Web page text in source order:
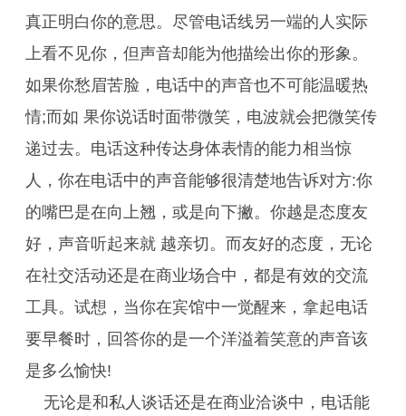
真正明白你的意思。尽管电话线另一端的人实际
上看不见你，但声音却能为他描绘出你的形象。
如果你愁眉苦脸，电话中的声音也不可能温暖热
情;而如 果你说话时面带微笑，电波就会把微笑传
递过去。电话这种传达身体表情的能力相当惊
人，你在电话中的声音能够很清楚地告诉对方:你
的嘴巴是在向上翘，或是向下撇。你越是态度友
好，声音听起来就 越亲切。而友好的态度，无论
在社交活动还是在商业场合中，都是有效的交流
工具。试想，当你在宾馆中一觉醒来，拿起电话
要早餐时，回答你的是一个洋溢着笑意的声音该
是多么愉快!
无论是和私人谈话还是在商业洽谈中，电话能